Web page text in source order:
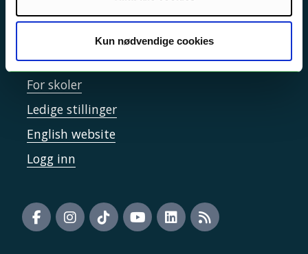
Kun nødvendige cookies
Kontakt UiT
For media
For skoler
Ledige stillinger
English website
Logg inn